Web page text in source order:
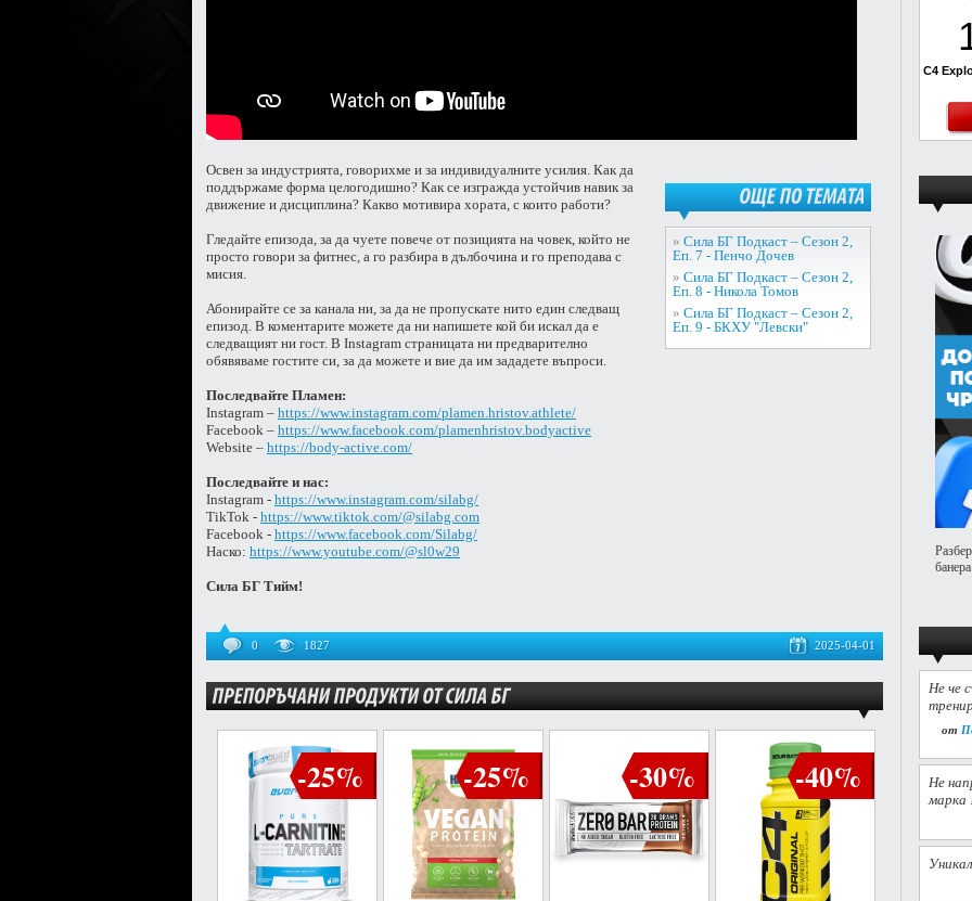
Освен за индустрията, говорихме и за индивидуалните усилия.
» Сила БГ Подкаст – Сезон 2,
Еп. 7 - Пенчо Дочев
» Сила БГ Подкаст – Сезон 2,
Еп. 8 - Никола Томов
» Сила БГ Подкаст – Сезон 2,
Еп. 9 - БКХУ "Левски"
Как да
поддържаме форма целогодишно? Как се изгражда устойчив навик за
движение и дисциплина? Какво мотивира хората, с които работи?
Гледайте епизода, за да чуете повече от позицията на човек, който не
просто говори за фитнес, а го разбира в дълбочина и го преподава с
мисия.
Абонирайте се за канала ни, за да не пропускате нито един следващ
епизод. В коментарите можете да ни напишете кой би искал да е
следващият ни гост. В Instagram страницата ни предварително
обявяваме гостите си, за да можете и вие да им зададете въпроси.
Последвайте Пламен:
Instagram – https://www.instagram.com/plamen.hristov.athlete/
Facebook – https://www.facebook.com/plamenhristov.bodyactive
Website – https://body-active.com/
Последвайте и нас:
Instagram - https://www.instagram.com/silabg/
TikTok - https://www.tiktok.com/@silabg.com
Facebook - https://www.facebook.com/Silabg/
Наско: https://www.youtube.com/@sl0w29
Сила БГ Тийм!
0 1827 2025-04-01
-25% -25% -30% -40%
C4
банера
Не че
от
Не
марка